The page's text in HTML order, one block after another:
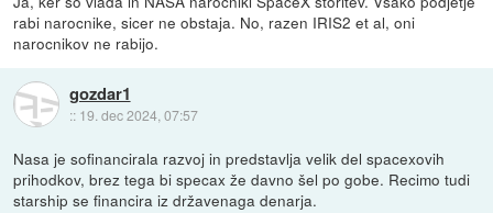
rabi narocnike, sicer ne obstaja. No, razen IRIS2 et al, oni
narocnikov ne rabijo.
gozdar1
:: 19. dec 2024, 07:57
Nasa je sofinancirala razvoj in predstavlja velik del spacexovih
prihodkov, brez tega bi specax že davno šel po gobe. Recimo tudi
starship se financira iz državenaga denarja.